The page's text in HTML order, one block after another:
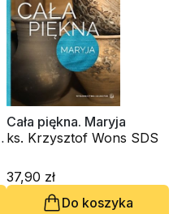
Cała piękna. Maryja
ks. Krzysztof Wons SDS
37,90 zł
Do koszyka